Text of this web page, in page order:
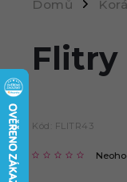
Domů /
Flitry
Kód: FLITR43